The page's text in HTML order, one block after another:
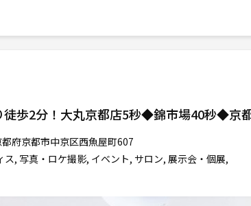
徒歩2分！大丸京都店5秒◆錦市場40秒◆京
府京都市中京区西魚屋町607
, 写真・ロケ撮影, イベント, サロン, 展示会・個展,